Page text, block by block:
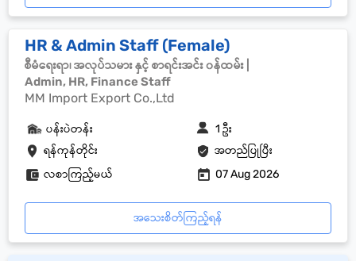
HR & Admin Staff (Female)
စီမံရေးရာ၊ အလုပ်သမား နှင့် စာရင်းအင်း ၀န်ထမ်း |
Admin, HR, Finance Staff
MM Import Export Co.,Ltd
ရန်ကုန်တိုင်း အတည်ပြုပြီး
ပန်းပဲတန်း 1 ဦး
လစာကြည့်မယ် 07 Aug 2026
အသေးစိတ်ကြည့်ရန်